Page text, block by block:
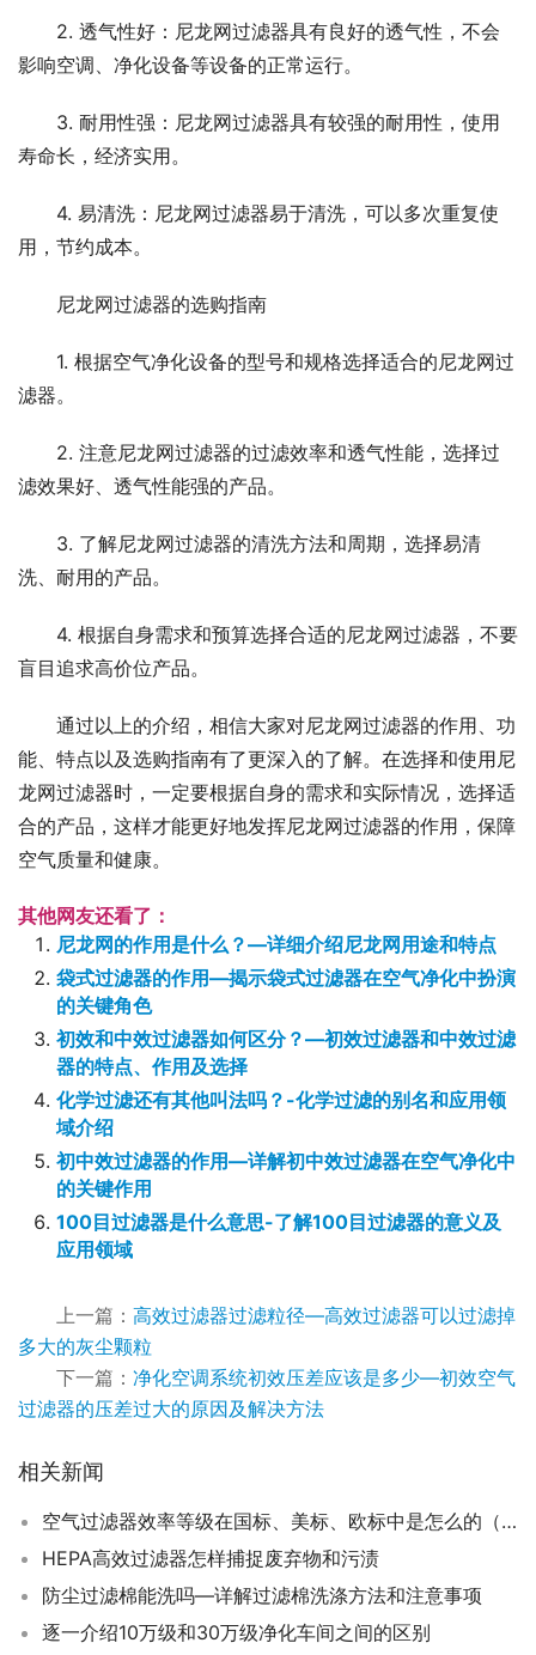
2. 透气性好：尼龙网过滤器具有良好的透气性，不会
影响空调、净化设备等设备的正常运行。
3. 耐用性强：尼龙网过滤器具有较强的耐用性，使用
寿命长，经济实用。
4. 易清洗：尼龙网过滤器易于清洗，可以多次重复使
用，节约成本。
尼龙网过滤器的选购指南
1. 根据空气净化设备的型号和规格选择适合的尼龙网过
滤器。
2. 注意尼龙网过滤器的过滤效率和透气性能，选择过
滤效果好、透气性能强的产品。
3. 了解尼龙网过滤器的清洗方法和周期，选择易清
洗、耐用的产品。
4. 根据自身需求和预算选择合适的尼龙网过滤器，不要
盲目追求高价位产品。
通过以上的介绍，相信大家对尼龙网过滤器的作用、功
能、特点以及选购指南有了更深入的了解。在选择和使用尼
龙网过滤器时，一定要根据自身的需求和实际情况，选择适
合的产品，这样才能更好地发挥尼龙网过滤器的作用，保障
空气质量和健康。
其他网友还看了：
尼龙网的作用是什么？—详细介绍尼龙网用途和特点
袋式过滤器的作用—揭示袋式过滤器在空气净化中扮演
的关键角色
初效和中效过滤器如何区分？—初效过滤器和中效过滤
器的特点、作用及选择
化学过滤还有其他叫法吗？-化学过滤的别名和应用领
域介绍
初中效过滤器的作用—详解初中效过滤器在空气净化中
的关键作用
100目过滤器是什么意思-了解100目过滤器的意义及
应用领域
上一篇： 高效过滤器过滤粒径—高效过滤器可以过滤掉
多大的灰尘颗粒
下一篇： 净化空调系统初效压差应该是多少—初效空气
过滤器的压差过大的原因及解决方法
相关新闻
空气过滤器效率等级在国标、美标、欧标中是怎么的（效率对比图）
HEPA高效过滤器怎样捕捉废弃物和污渍
防尘过滤棉能洗吗—详解过滤棉洗涤方法和注意事项
逐一介绍10万级和30万级净化车间之间的区别